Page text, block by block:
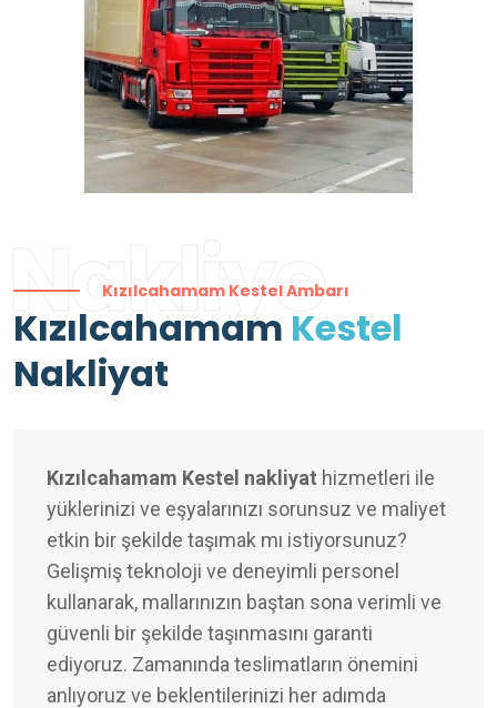
Nakliye
Kızılcahamam Kestel Ambarı
Kızılcahamam Kestel
Nakliyat
Kızılcahamam Kestel nakliyat hizmetleri ile
yüklerinizi ve eşyalarınızı sorunsuz ve maliyet
etkin bir şekilde taşımak mı istiyorsunuz?
Gelişmiş teknoloji ve deneyimli personel
kullanarak, mallarınızın baştan sona verimli ve
güvenli bir şekilde taşınmasını garanti
ediyoruz. Zamanında teslimatların önemini
anlıyoruz ve beklentilerinizi her adımda